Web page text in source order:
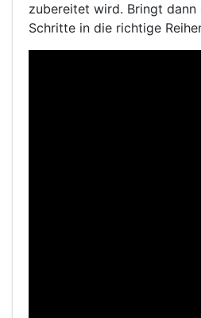
zubereitet wird. Bringt dann
Schritte in die richtige